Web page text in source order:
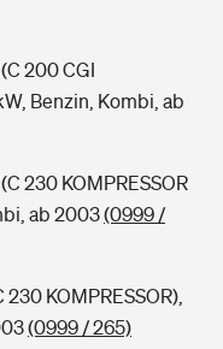
200 CGI
Benzin, Kombi, ab
230 KOMPRESSOR
ab 2003(0999 /
KOMPRESSOR),
(0999 / 265)